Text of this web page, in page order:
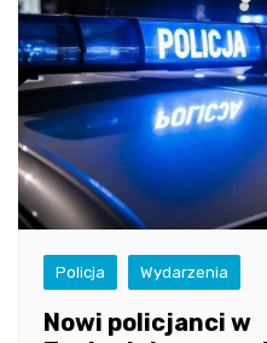
Policja Wydarzenia
Nowi policjanci w